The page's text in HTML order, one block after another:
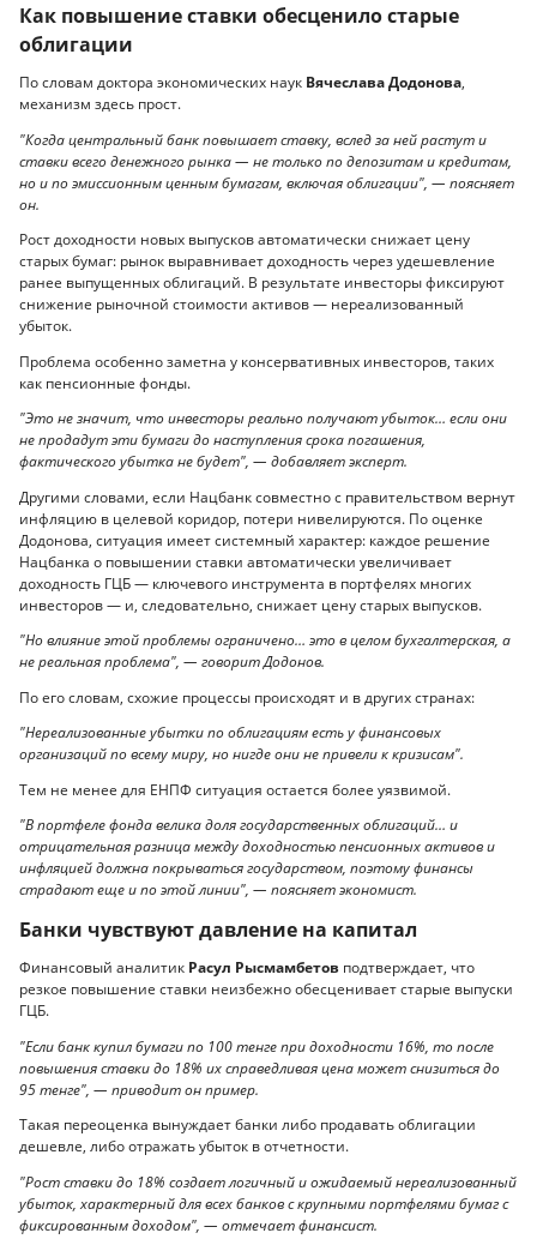
Как повышение ставки обесценило старые
облигации
По словам доктора экономических наук Вячеслава Додонова,
механизм здесь прост.
"Когда центральный банк повышает ставку, вслед за ней растут и
ставки всего денежного рынка — не только по депозитам и кредитам,
но и по эмиссионным ценным бумагам, включая облигации", — поясняет
он.
Рост доходности новых выпусков автоматически снижает цену
старых бумаг: рынок выравнивает доходность через удешевление
ранее выпущенных облигаций. В результате инвесторы фиксируют
снижение рыночной стоимости активов — нереализованный
убыток.
Проблема особенно заметна у консервативных инвесторов, таких
как пенсионные фонды.
"Это не значит, что инвесторы реально получают убыток… если они
не продадут эти бумаги до наступления срока погашения,
фактического убытка не будет", — добавляет эксперт.
Другими словами, если Нацбанк совместно с правительством вернут
инфляцию в целевой коридор, потери нивелируются. По оценке
Додонова, ситуация имеет системный характер: каждое решение
Нацбанка о повышении ставки автоматически увеличивает
доходность ГЦБ — ключевого инструмента в портфелях многих
инвесторов — и, следовательно, снижает цену старых выпусков.
"Но влияние этой проблемы ограничено… это в целом бухгалтерская, а
не реальная проблема", — говорит Додонов.
По его словам, схожие процессы происходят и в других странах:
"Нереализованные убытки по облигациям есть у финансовых
организаций по всему миру, но нигде они не привели к кризисам".
Тем не менее для ЕНПФ ситуация остается более уязвимой.
"В портфеле фонда велика доля государственных облигаций… и
отрицательная разница между доходностью пенсионных активов и
инфляцией должна покрываться государством, поэтому финансы
страдают еще и по этой линии", — поясняет экономист.
Банки чувствуют давление на капитал
Финансовый аналитик Расул Рысмамбетов подтверждает, что
резкое повышение ставки неизбежно обесценивает старые выпуски
ГЦБ.
"Если банк купил бумаги по 100 тенге при доходности 16%, то после
повышения ставки до 18% их справедливая цена может снизиться до
95 тенге", — приводит он пример.
Такая переоценка вынуждает банки либо продавать облигации
дешевле, либо отражать убыток в отчетности.
"Рост ставки до 18% создает логичный и ожидаемый нереализованный
убыток, характерный для всех банков с крупными портфелями бумаг с
фиксированным доходом", — отмечает финансист.